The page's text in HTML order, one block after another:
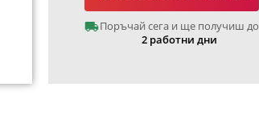
Поръчай сега и ще получиш до
2 работни дни